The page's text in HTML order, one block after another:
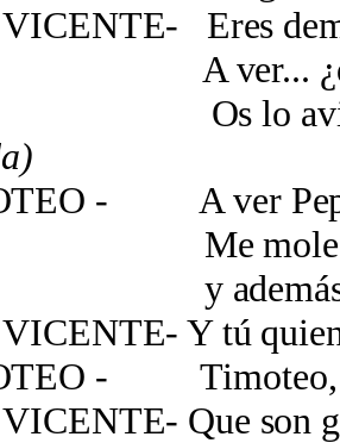
Eres
¿dónde
lo aviso,
- A ver
molesta tu
¡has
Y tú
- Timoteo,
Que son